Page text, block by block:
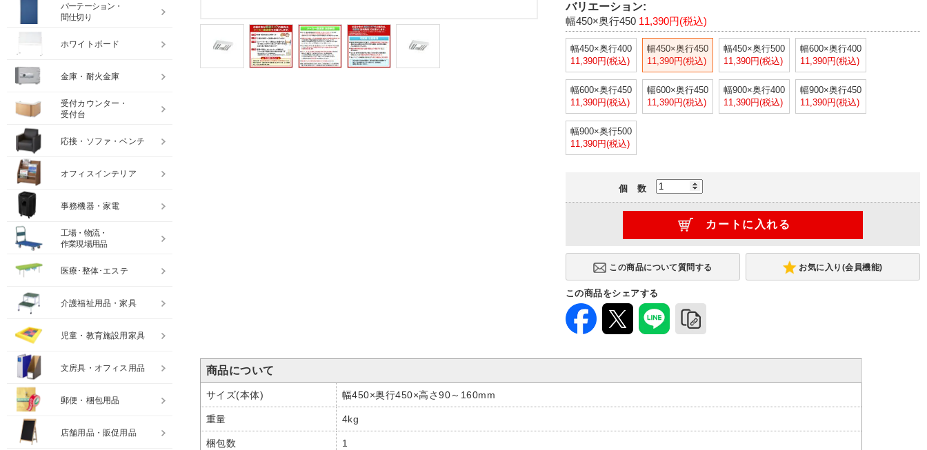
バリエーション:
幅450×奥行450 11,390円(税込)
幅450×奥行400
11,390円(税込)
幅450×奥行450
11,390円(税込)
幅450×奥行500
11,390円(税込)
幅600×奥行400
11,390円(税込)
幅600×奥行450
11,390円(税込)
幅600×奥行450
11,390円(税込)
幅900×奥行400
11,390円(税込)
幅900×奥行450
11,390円(税込)
幅900×奥行500
11,390円(税込)
個 数
お気に入り(会員機能)
この商品をシェアする
商品について
サイズ(本体) 幅450×奥行450×高さ90～160mm
重量 4kg
梱包数 1
パーテーション・
間仕切り
ホワイトボード
金庫・耐火金庫
受付カウンター・
受付台
応接・ソファ・ベンチ
オフィスインテリア
事務機器・家電
工場・物流・
作業現場用品
医療･整体･エステ
介護福祉用品・家具
児童・教育施設用家具
文房具・オフィス用品
郵便・梱包用品
店舗用品・販促用品